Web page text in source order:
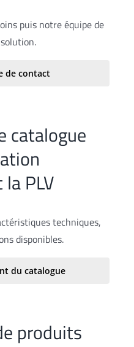
puis notre équipe de
de contact
catalogue
PLV
techniques,
disponibles.
du catalogue
produits